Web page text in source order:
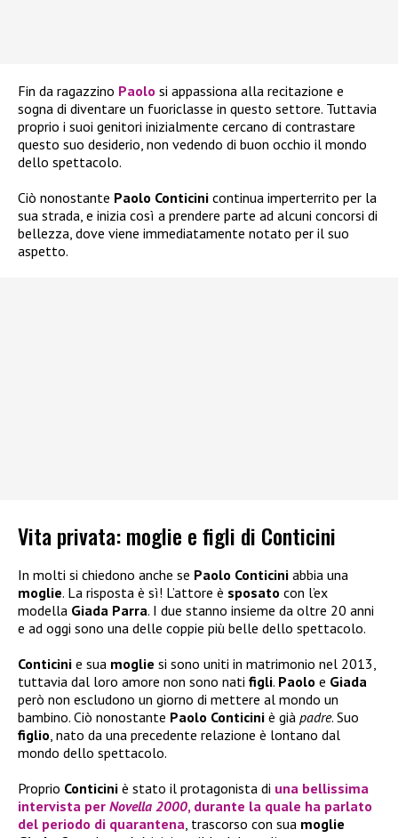
Fin da ragazzino Paolo si appassiona alla recitazione e
sogna di diventare un fuoriclasse in questo settore. Tuttavia
proprio i suoi genitori inizialmente cercano di contrastare
questo suo desiderio, non vedendo di buon occhio il mondo
dello spettacolo.
Ciò nonostante Paolo Conticini continua imperterrito per la
sua strada, e inizia così a prendere parte ad alcuni concorsi di
bellezza, dove viene immediatamente notato per il suo
aspetto.
Vita privata: moglie e figli di Conticini
In molti si chiedono anche se Paolo Conticini abbia una
moglie. La risposta è sì! L’attore è sposato con l’ex
modella Giada Parra. I due stanno insieme da oltre 20 anni
e ad oggi sono una delle coppie più belle dello spettacolo.
Conticini e sua moglie si sono uniti in matrimonio nel 2013,
tuttavia dal loro amore non sono nati figli. Paolo e Giada
però non escludono un giorno di mettere al mondo un
bambino. Ciò nonostante Paolo Conticini è già padre. Suo
figlio , nato da una precedente relazione è lontano dal
mondo dello spettacolo.
Proprio Conticini è stato il protagonista di una bellissima
intervista per Novella 2000, durante la quale ha parlato
del periodo di quarantena , trascorso con sua moglie